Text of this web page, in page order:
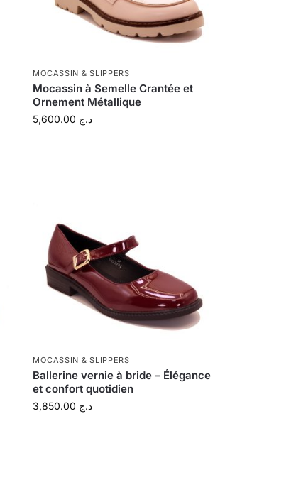
MOCASSIN & SLIPPERS
Mocassin à Semelle Crantée et
Ornement Métallique
د.ج
MOCASSIN & SLIPPERS
Ballerine vernie à bride – Élégance
et confort quotidien
د.ج